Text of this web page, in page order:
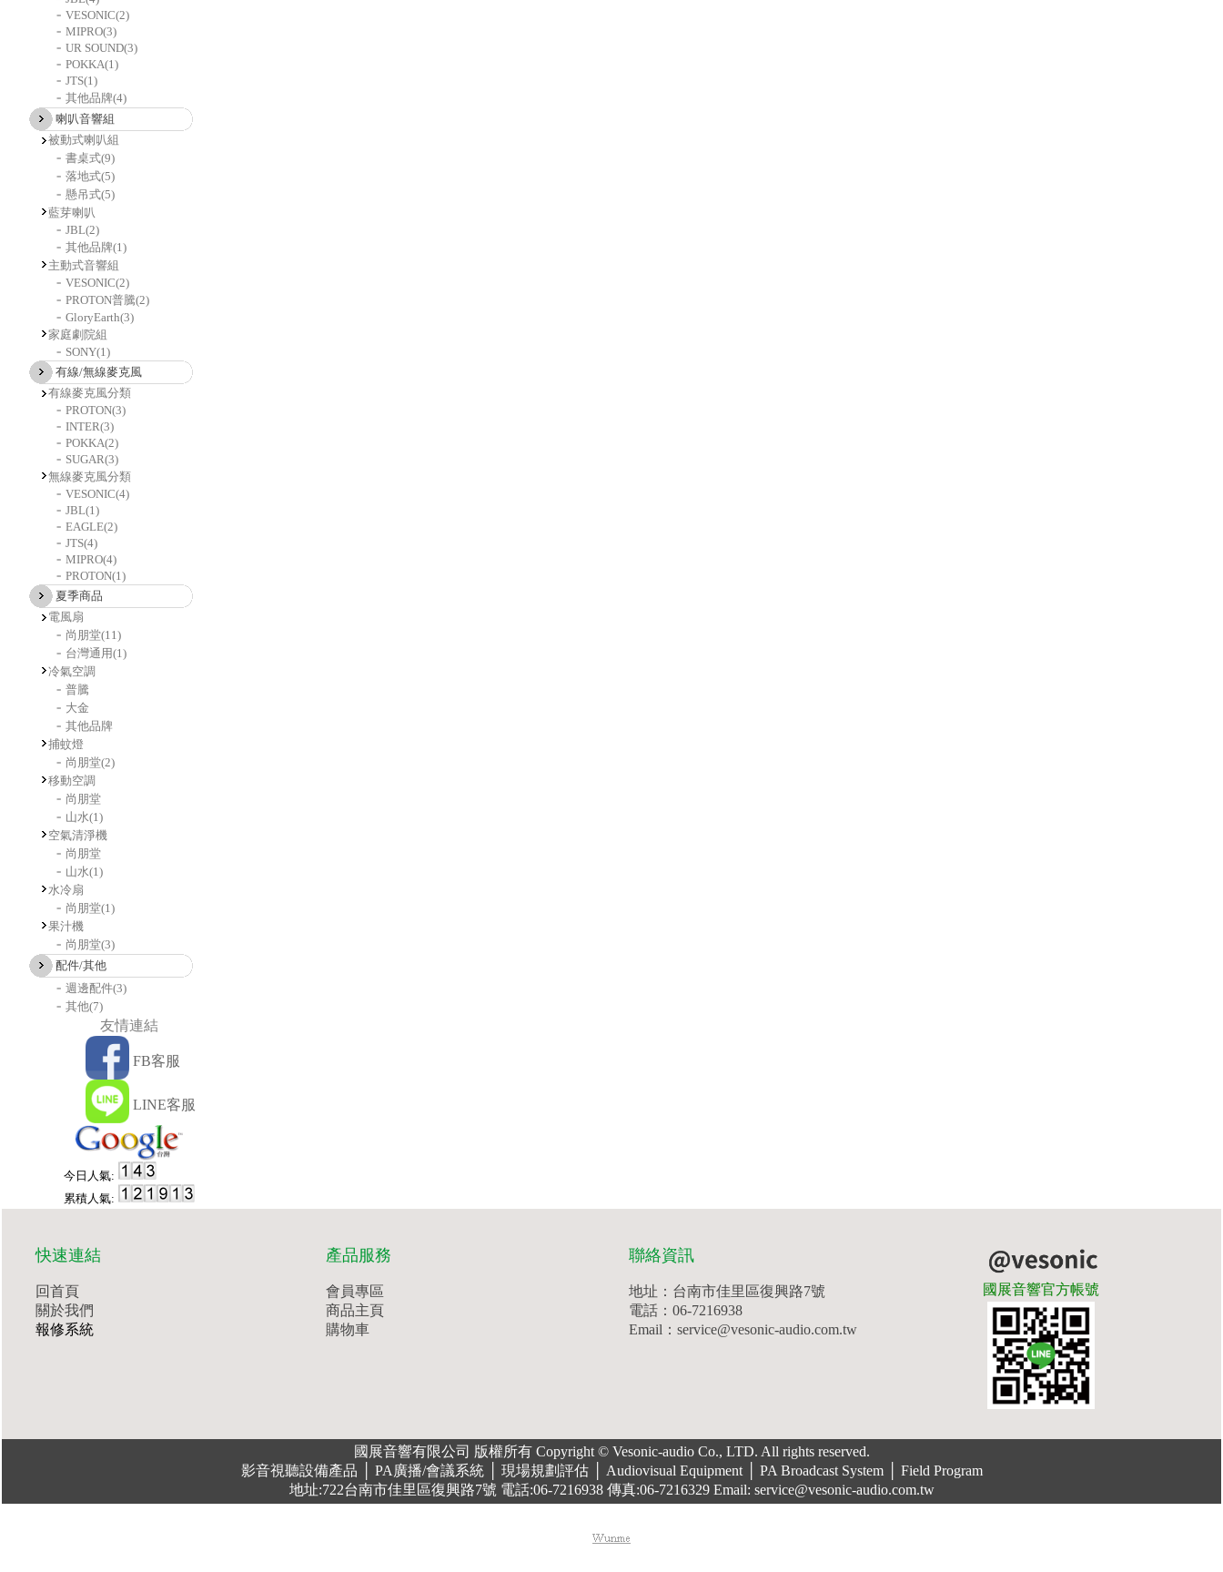
VESONIC(2)
MIPRO(3)
UR SOUND(3)
POKKA(1)
JTS(1)
其他品牌(4)
喇叭音響組
被動式喇叭組
書桌式(9)
落地式(5)
懸吊式(5)
藍芽喇叭
JBL(2)
其他品牌(1)
主動式音響組
VESONIC(2)
PROTON普騰(2)
GloryEarth(3)
家庭劇院組
SONY(1)
有線/無線麥克風
有線麥克風分類
PROTON(3)
INTER(3)
POKKA(2)
SUGAR(3)
無線麥克風分類
VESONIC(4)
JBL(1)
EAGLE(2)
JTS(4)
MIPRO(4)
PROTON(1)
夏季商品
電風扇
尚朋堂(11)
台灣通用(1)
冷氣空調
普騰
大金
其他品牌
捕蚊燈
尚朋堂(2)
移動空調
尚朋堂
山水(1)
空氣清淨機
尚朋堂
山水(1)
水冷扇
尚朋堂(1)
果汁機
尚朋堂(3)
配件/其他
週邊配件(3)
其他(7)
友情連結
FB客服
LINE客服
今日人氣:
累積人氣:
快速連結
回首頁
關於我們
報修系統
產品服務
會員專區
商品主頁
購物車
聯絡資訊
地址：台南市佳里區復興路7號
電話：06-7216938
Email：service@vesonic-audio.com.tw
國展音響官方帳號
國展音響有限公司 版權所有 Copyright © Vesonic-audio Co., LTD. All rights reserved.
影音視聽設備產品 │ PA廣播/會議系統 │ 現場規劃評估 │ Audiovisual Equipment │ PA Broadcast System │ Field Program
地址:722台南市佳里區復興路7號 電話:06-7216938 傳真:06-7216329 Email: service@vesonic-audio.com.tw